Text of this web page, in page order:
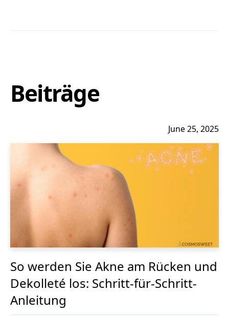
Beiträge
June 25, 2025
So werden Sie Akne am Rücken und
Dekolleté los: Schritt-für-Schritt-
Anleitung